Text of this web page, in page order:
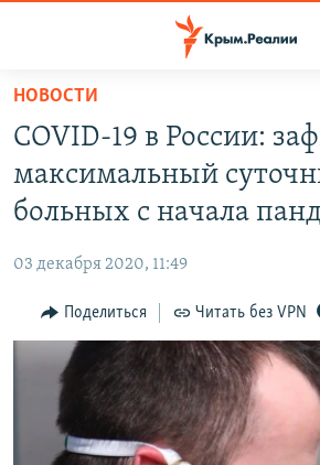
Вернуться
основному
содержанию
Вернутся
главной
навигации
Вернутся
11 ЛЕТ ОККУПАЦИИ КРЫМА. 11 ИСТОРИЙ
ВОДА
ЕЩЕ
ИНТЕРАКТИВ
ИНФОГРАФИКА
ТЕЛЕПРОЕКТ КРЫМ.РЕАЛИИ
СОВЕТЫ ПРАВОЗАЩИТНИКОВ
РАДІО СВОБОДА
КАК ОБОЙТИ БЛОКИРОВКУ
Українською
Qırımtatar
НОВОСТИ
COVID-19 в России:
максимальный
больных с начала
03 декабря 2020, 11:49
Поделиться Читать без VPN